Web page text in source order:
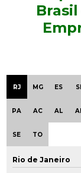
Empresa de
Empresa de
Empresa de
Empresa que
RJ MG ES
PA AC AL
SE TO
Rio de Janeiro